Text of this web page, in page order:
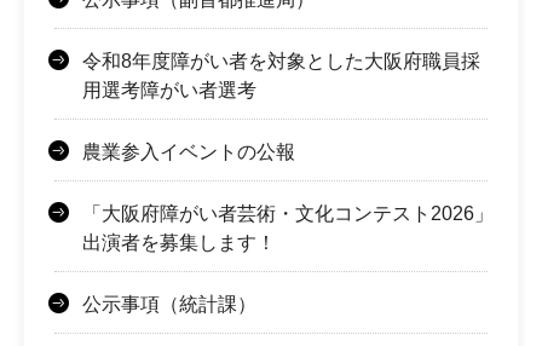
令和8年度障がい者を対象とした大阪府職員採
用選考障がい者選考
農業参入イベントの公報
「大阪府障がい者芸術・文化コンテスト2026」
出演者を募集します！
公示事項（統計課）